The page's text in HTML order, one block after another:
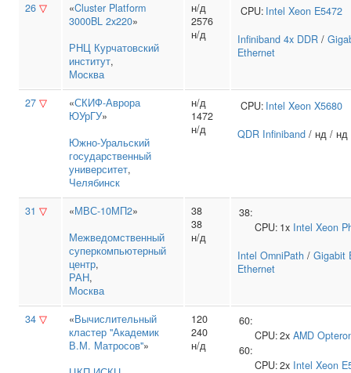
26 ▽ «Cluster Platform
3000BL 2x220»
РНЦ Курчатовский
институт,
Москва
н/д
2576
н/д
CPU: Intel Xeon E5472
Infiniband 4x DDR /
Ethernet
27 ▽ «СКИФ-Аврора
ЮУрГУ»
Южно‑Уральский
государственный
университет,
Челябинск
н/д
1472
н/д
CPU: Intel Xeon X5680
QDR Infiniband / нд / нд
31 ▽ «МВС-10МП2»
Межведомственный
суперкомпьютерный
центр,
РАН,
Москва
38
38
н/д
38:
CPU: 1x Intel Xeon
Intel OmniPath / Gigabit
Ethernet
34 ▽ «Вычислительный
кластер "Академик
В.М. Матросов"»
120
240
н/д
60:
CPU:2x AMD
60:
CPU:2x Intel Xeon